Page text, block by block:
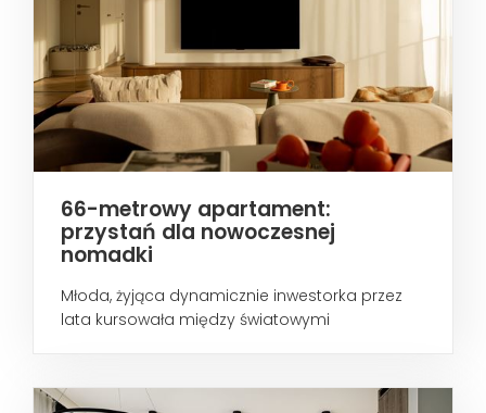
66-metrowy apartament:
przystań dla nowoczesnej
nomadki
Młoda, żyjąca dynamicznie inwestorka przez
lata kursowała między światowymi